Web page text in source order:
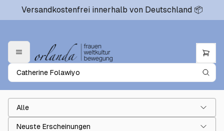
Versandkostenfrei innerhalb von Deutschland 📦
Alle
Neuste Erscheinungen